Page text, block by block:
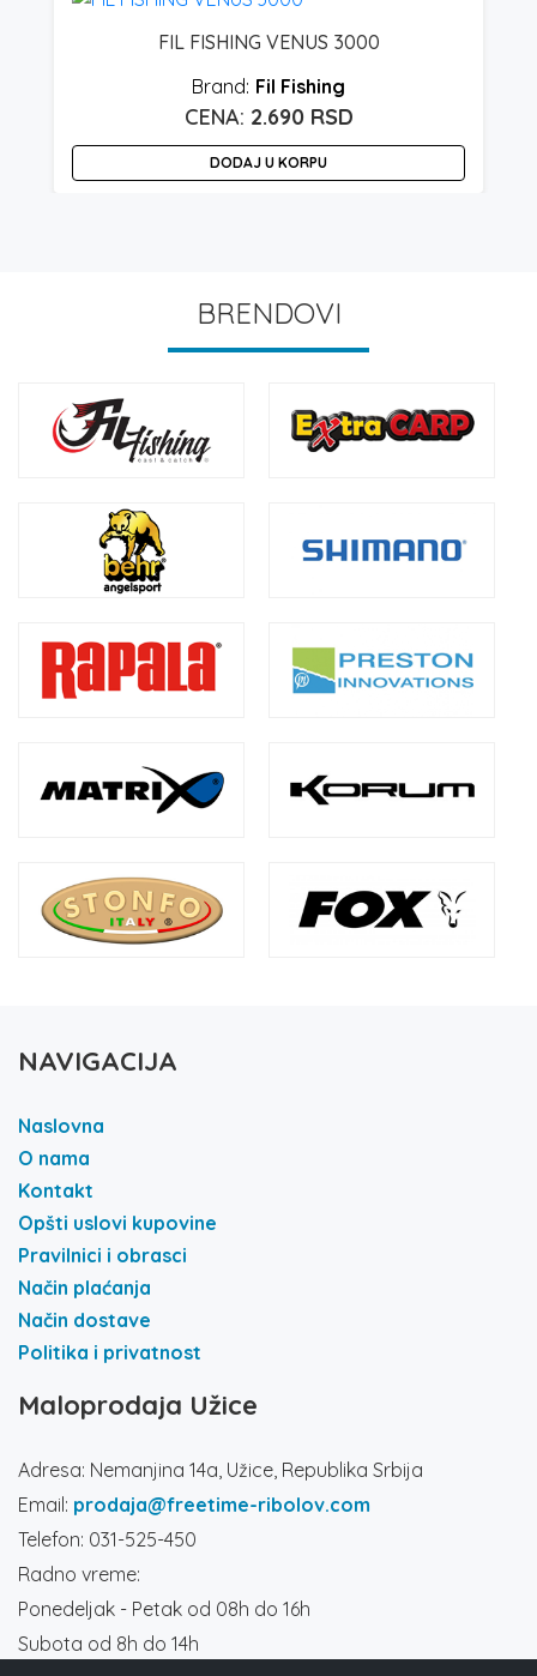
FIL FISHING VENUS 3000
Fil Fishing
2.690 RSD
DODAJ U KORPU
BRENDOVI
NAVIGACIJA
Naslovna
O nama
Kontakt
Opšti uslovi kupovine
Pravilnici i obrasci
Način plaćanja
Način dostave
Politika i privatnost
Maloprodaja Užice
Adresa: Nemanjina 14a, Užice, Republika Srbija
Email: prodaja@freetime-ribolov.com
Telefon: 031-525-450
Radno vreme:
Ponedeljak - Petak od 08h do 16h
Subota od 8h do 14h